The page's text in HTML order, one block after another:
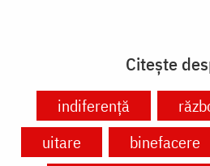
Citește
indiferență
uitare
binefacere